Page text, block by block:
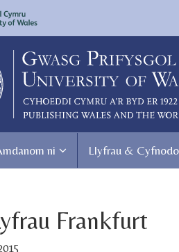
ni Llyfrau &
Frankfurt